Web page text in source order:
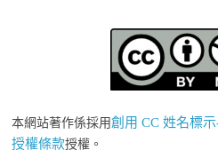
本網站著作係採用創用 CC 姓名標
授權條款授權。